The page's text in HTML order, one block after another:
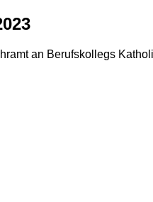
an Berufskollegs